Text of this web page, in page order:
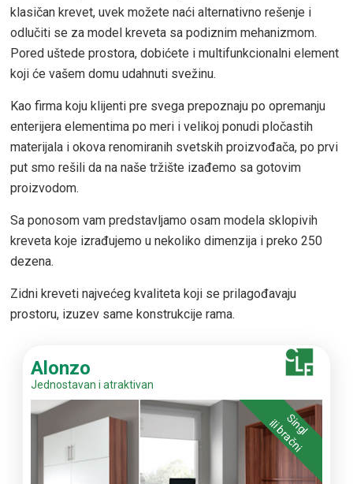
klasičan krevet, uvek možete naći alternativno rešenje i
odlučiti se za model kreveta sa podiznim mehanizmom.
Pored uštede prostora, dobićete i multifunkcionalni element
koji će vašem domu udahnuti svežinu.
Kao firma koju klijenti pre svega prepoznaju po opremanju
enterijera elementima po meri i velikoj ponudi pločastih
materijala i okova renomiranih svetskih proizvođača, po prvi
put smo rešili da na naše tržište izađemo sa gotovim
proizvodom.
Sa ponosom vam predstavljamo osam modela sklopivih
kreveta koje izrađujemo u nekoliko dimenzija i preko 250
dezena.
Zidni kreveti najvećeg kvaliteta koji se prilagođavaju
prostoru, izuzev same konstrukcije rama.
Alonzo
Jednostavan i atraktivan
Singl
ili bračni